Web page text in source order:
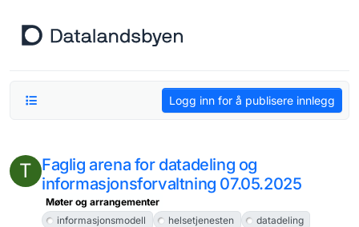
Logg inn for å publisere innlegg
T Faglig arena for datadeling og
informasjonsforvaltning 07.05.2025
Møter og arrangementer
informasjonsmodell
helsetjenesten
datadeling